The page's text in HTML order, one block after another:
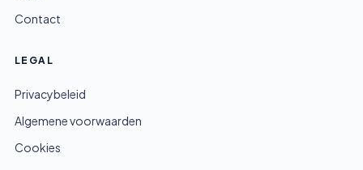
Contact
LEGAL
Privacybeleid
Algemene voorwaarden
Cookies